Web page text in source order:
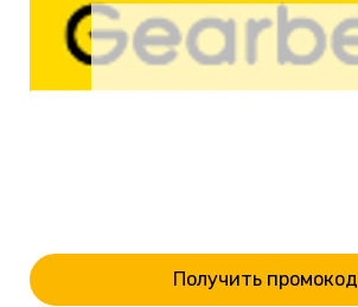
Получить промокод